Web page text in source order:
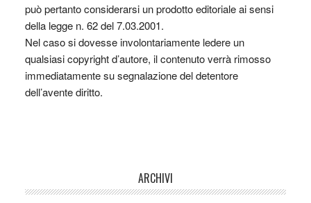
può pertanto considerarsi un prodotto editoriale ai sensi
della legge n. 62 del 7.03.2001.
Nel caso si dovesse involontariamente ledere un
qualsiasi copyright d’autore, il contenuto verrà rimosso
immediatamente su segnalazione del detentore
dell’avente diritto.
ARCHIVI